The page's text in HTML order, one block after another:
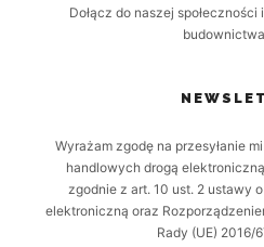
Dołącz do naszej
Wyrażam zgodę na przesyłanie
handlowych drogą
zgodnie z art. 10 ust. 2 ustawy
elektroniczną oraz
Rady (UE) 2016/